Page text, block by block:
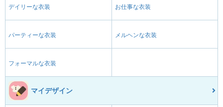
デイリーな衣装 お仕事な衣装
パーティーな衣装 メルヘンな衣装
フォーマルな衣装
マイデザイン